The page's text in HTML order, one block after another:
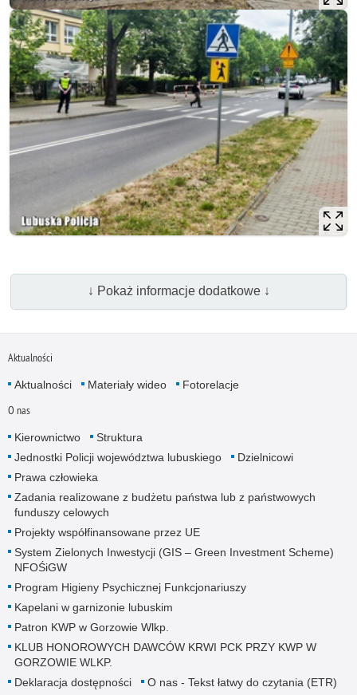
↓ Pokaż informacje dodatkowe ↓
Aktualności
Aktualności Materiały wideo Fotorelacje
O nas
Kierownictwo
Struktura
Jednostki Policji województwa lubuskiego
Dzielnicowi
Prawa człowieka
Zadania realizowane z budżetu państwa lub z państwowych
funduszy celowych
Projekty współfinansowane przez UE
System Zielonych Inwestycji (GIS – Green Investment Scheme)
NFOŚiGW
Program Higieny Psychicznej Funkcjonariuszy
Kapelani w garnizonie lubuskim
Patron KWP w Gorzowie Wlkp.
KLUB HONOROWYCH DAWCÓW KRWI PCK PRZY KWP W
GORZOWIE WLKP.
Deklaracja dostępności
O nas - Tekst łatwy do czytania (ETR)